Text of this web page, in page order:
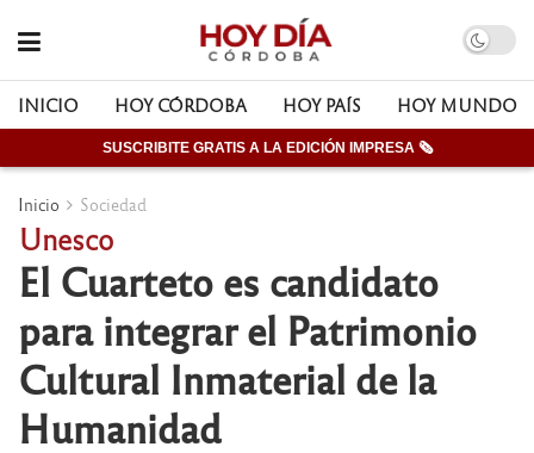
INICIO HOY CÓRDOBA HOY PAÍS HOY MUNDO
SUSCRIBITE GRATIS A LA EDICIÓN IMPRESA 🗞
Inicio Sociedad
Unesco
El Cuarteto es candidato
para integrar el Patrimonio
Cultural Inmaterial de la
Humanidad